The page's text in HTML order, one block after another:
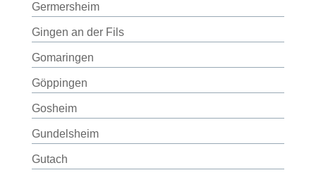
Germersheim
Gingen an der Fils
Gomaringen
Göppingen
Gosheim
Gundelsheim
Gutach